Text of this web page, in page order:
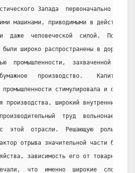
Запада  первоначально
машинами, приводимыми в действие
даже  человеческой  силой.
были широко распространены в
промышленности,  захваченной
производство.
промышленности стимулировала и
производства, широкий внутренний
труд  вольнонаемных
этой  отрасли.  Решающую  роль  в
отрыва значительной части
зависимость его от товарного
что  именно  широкие  слои